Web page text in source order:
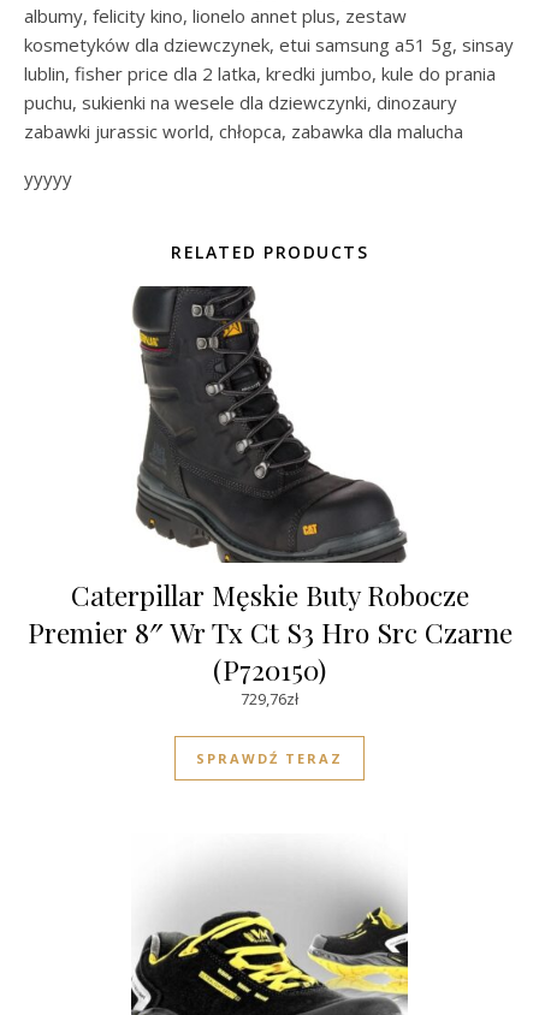
albumy, felicity kino, lionelo annet plus, zestaw
kosmetyków dla dziewczynek, etui samsung a51 5g, sinsay
lublin, fisher price dla 2 latka, kredki jumbo, kule do prania
puchu, sukienki na wesele dla dziewczynki, dinozaury
zabawki jurassic world, chłopca, zabawka dla malucha
yyyyy
RELATED PRODUCTS
Caterpillar Męskie Buty Robocze
Premier 8″ Wr Tx Ct S3 Hro Src Czarne
(P720150)
729,76zł
SPRAWDŹ TERAZ